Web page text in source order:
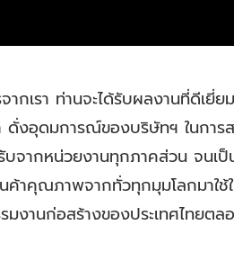
กเรา ท่านจะได้รับผลงานที่ดีเยี่
า ดั่งอุดมการณ์ของบริษัทฯ ในก
บจากหน่วยงานทุกภาคส่วน จน
าคุณภาพจากทั่วทุกมุมโลกมาใ
งานก่อสร้างของประเทศไทยตล